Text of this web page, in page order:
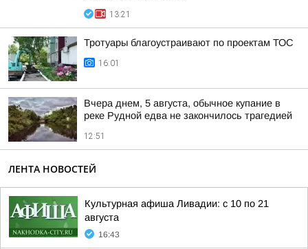
13:21
Тротуары благоустраивают по проектам ТОС
16:01
Вчера днем, 5 августа, обычное купание в
реке Рудной едва не закончилось трагедией
12:51
ЛЕНТА НОВОСТЕЙ
Культурная афиша Ливадии: с 10 по 21
августа
16:43